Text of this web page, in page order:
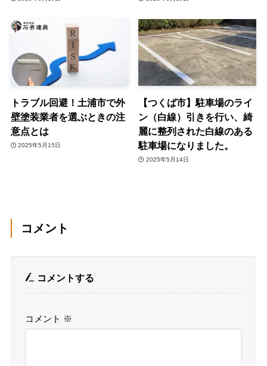
トラブル回避！土浦市で外
壁塗装業者を選ぶときの注
意点とは
2025年5月15日
【つくば市】駐車場のライ
ン（白線）引きを行い、綺
麗に整列された白線のある
駐車場になりました。
2025年5月14日
コメント
コメントする
コメント ※